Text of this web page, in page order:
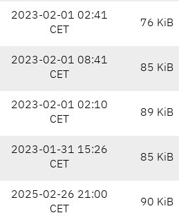
2023-02-01 02:41
CET
76 KiB
2023-02-01 08:41
CET
85 KiB
2023-02-01 02:10
CET
89 KiB
2023-01-31 15:26
CET
85 KiB
2025-02-26 21:00
CET
90 KiB